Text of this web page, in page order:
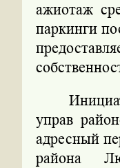
ажиотаж
паркинги
управ
адресный
района